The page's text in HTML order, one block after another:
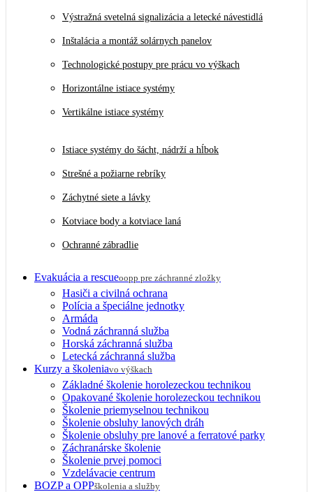
Výstražná svetelná signalizácia a letecké návestidlá
Inštalácia a montáž solárnych panelov
Technologické postupy pre prácu vo výškach
Horizontálne istiace systémy
Vertikálne istiace systémy
Istiace systémy do šácht, nádrží a hĺbok
Strešné a požiarne rebríky
Záchytné siete a lávky
Kotviace body a kotviace laná
Ochranné zábradlie
Evakuácia a rescueoopp pre záchranné zložky
Hasiči a civilná ochrana
Polícia a špeciálne jednotky
Armáda
Vodná záchranná služba
Horská záchranná služba
Letecká záchranná služba
Kurzy a školeniavo výškach
Základné školenie horolezeckou technikou
Opakované školenie horolezeckou technikou
Školenie priemyselnou technikou
Školenie obsluhy lanových dráh
Školenie obsluhy pre lanové a ferratové parky
Záchranárske školenie
Školenie prvej pomoci
Vzdelávacie centrum
BOZP a OPPškolenia a služby